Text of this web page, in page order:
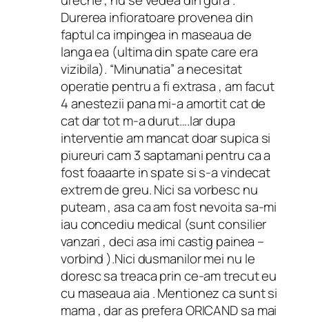
Durerea infioratoare provenea din
faptul ca impingea in maseaua de
langa ea (ultima din spate care era
vizibila). “Minunatia” a necesitat
operatie pentru a fi extrasa , am facut
4 anestezii pana mi-a amortit cat de
cat dar tot m-a durut….Iar dupa
interventie am mancat doar supica si
piureuri cam 3 saptamani pentru ca a
fost foaaarte in spate si s-a vindecat
extrem de greu. Nici sa vorbesc nu
puteam , asa ca am fost nevoita sa-mi
iau concediu medical (sunt consilier
vanzari , deci asa imi castig painea –
vorbind ).Nici dusmanilor mei nu le
doresc sa treaca prin ce-am trecut eu
cu maseaua aia . Mentionez ca sunt si
mama , dar as prefera ORICAND sa mai